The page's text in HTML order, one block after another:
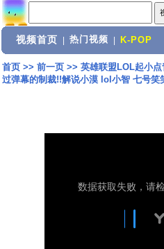
视频首页 热门视频 K-POP
首页>> 前一页>> 英雄联盟LOL起小
过弹幕的制裁!!解说小漠 lol小智 七号笑